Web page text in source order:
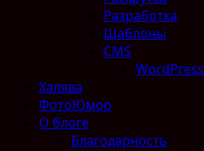
Разработка
Шаблоны
CMS
WordPress
Халява
ФотоЮмор
О блоге
Благодарность